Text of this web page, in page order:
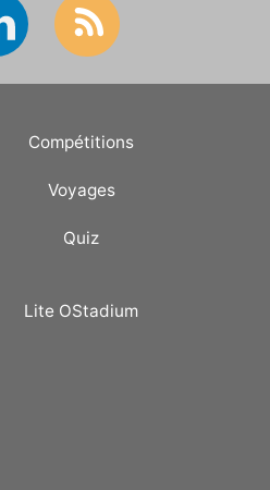
Compétitions
Voyages
Quiz
Lite OStadium